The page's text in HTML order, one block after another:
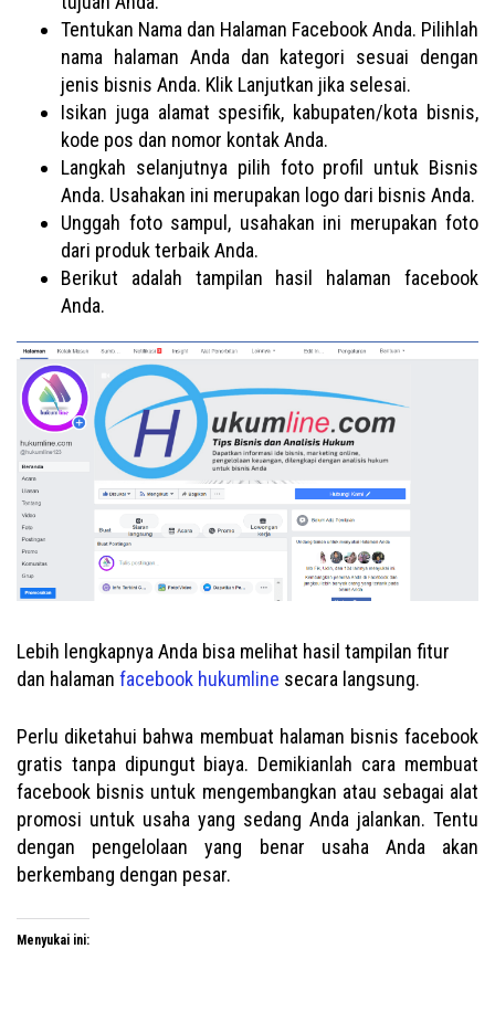
Tentukan Nama dan Halaman Facebook Anda. Pilihlah
nama halaman Anda dan kategori sesuai dengan
jenis bisnis Anda. Klik Lanjutkan jika selesai.
Isikan juga alamat spesifik, kabupaten/kota bisnis,
kode pos dan nomor kontak Anda.
Langkah selanjutnya pilih foto profil untuk Bisnis
Anda. Usahakan ini merupakan logo dari bisnis Anda.
Unggah foto sampul, usahakan ini merupakan foto
dari produk terbaik Anda.
Berikut adalah tampilan hasil halaman facebook
Anda.
Lebih lengkapnya Anda bisa melihat hasil tampilan fitur
dan halaman facebook hukumline secara langsung.
Perlu diketahui bahwa membuat halaman bisnis facebook
gratis tanpa dipungut biaya. Demikianlah cara membuat
facebook bisnis untuk mengembangkan atau sebagai alat
promosi untuk usaha yang sedang Anda jalankan. Tentu
dengan pengelolaan yang benar usaha Anda akan
berkembang dengan pesar.
Menyukai ini: